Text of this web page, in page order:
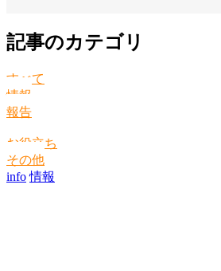
記事のカテゴリ
すべて
情報
報告
お役立ち
その他
info 情報